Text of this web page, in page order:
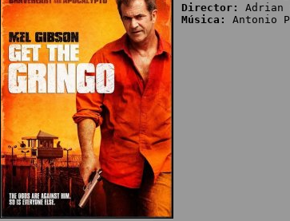
Director:
Adrian
Música:
Antonio